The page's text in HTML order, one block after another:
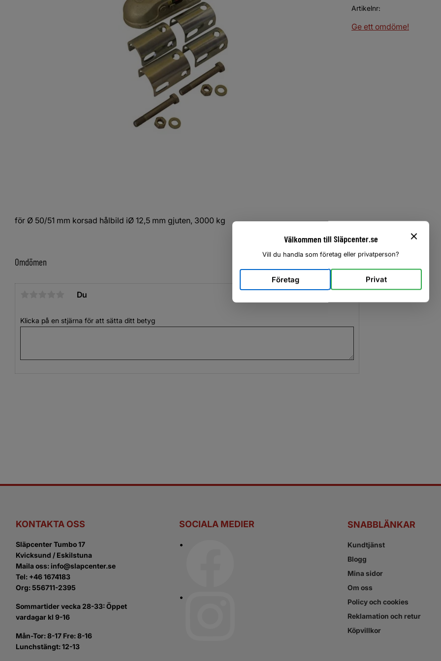
Artikelnr
Ge ett omdöme!
för Ø 50/51 mm korsad hålbild iØ 12,5 mm gjuten, 3000 kg
Omdömen
Du
Klicka på en stjärna för att sätta ditt betyg
KONTAKTA OSS
Släpcenter Tumbo 17
Kvicksund / Eskilstuna
Maila oss: info@slapcenter.se
Tel: +46 1674183
Org: 556711-2395
Sommartider vecka 28-33: Öppet
vardagar kl 9-16
Mån-Tor: 8-17 Fre: 8-16
Lunchstängt: 12-13
SOCIALA MEDIER SNABBLÄNKAR
Kundtjänst
Blogg
Mina sidor
Om oss
Policy och cookies
Reklamation och retur
Köpvillkor
Välkommen till Släpcenter.se
Vill du handla som företag eller privatperson?
Företag Privat